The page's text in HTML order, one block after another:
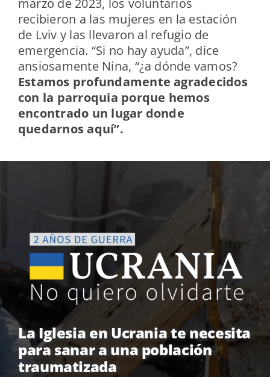
recibieron a las mujeres en la estación
de Lviv y las llevaron al refugio de
emergencia. “Si no hay ayuda”, dice
ansiosamente Nina, “¿a dónde vamos?
Estamos profundamente agradecidos
con la parroquia porque hemos
encontrado un lugar donde
quedarnos aquí”.
La Iglesia en Ucrania te necesita
para sanar a una población
traumatizada